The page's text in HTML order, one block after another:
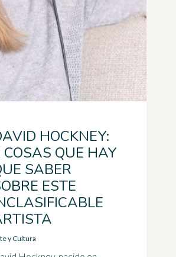
HOCKNEY:
COSAS QUE HAY
SABER
ESTE
y Cultura